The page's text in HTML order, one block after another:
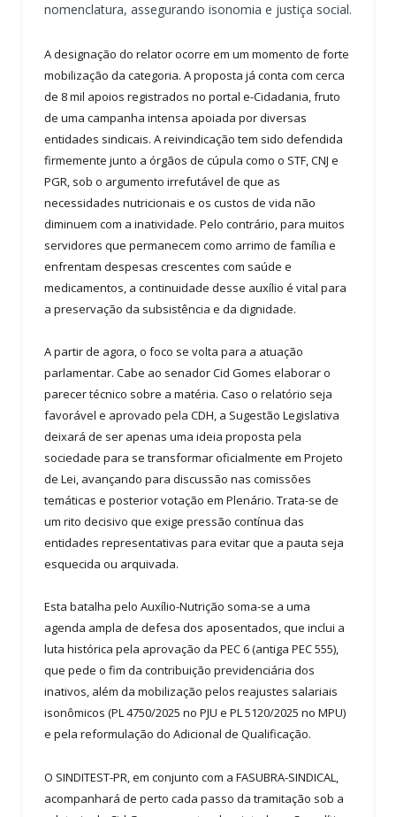
nomenclatura, assegurando isonomia e justiça social.
A designação do relator ocorre em um momento de forte
mobilização da categoria. A proposta já conta com cerca
de 8 mil apoios registrados no portal e-Cidadania, fruto
de uma campanha intensa apoiada por diversas
entidades sindicais. A reivindicação tem sido defendida
firmemente junto a órgãos de cúpula como o STF, CNJ e
PGR, sob o argumento irrefutável de que as
necessidades nutricionais e os custos de vida não
diminuem com a inatividade. Pelo contrário, para muitos
servidores que permanecem como arrimo de família e
enfrentam despesas crescentes com saúde e
medicamentos, a continuidade desse auxílio é vital para
a preservação da subsistência e da dignidade.
A partir de agora, o foco se volta para a atuação
parlamentar. Cabe ao senador Cid Gomes elaborar o
parecer técnico sobre a matéria. Caso o relatório seja
favorável e aprovado pela CDH, a Sugestão Legislativa
deixará de ser apenas uma ideia proposta pela
sociedade para se transformar oficialmente em Projeto
de Lei, avançando para discussão nas comissões
temáticas e posterior votação em Plenário. Trata-se de
um rito decisivo que exige pressão contínua das
entidades representativas para evitar que a pauta seja
esquecida ou arquivada.
Esta batalha pelo Auxílio-Nutrição soma-se a uma
agenda ampla de defesa dos aposentados, que inclui a
luta histórica pela aprovação da PEC 6 (antiga PEC 555),
que pede o fim da contribuição previdenciária dos
inativos, além da mobilização pelos reajustes salariais
isonômicos (PL 4750/2025 no PJU e PL 5120/2025 no MPU)
e pela reformulação do Adicional de Qualificação.
O SINDITEST-PR, em conjunto com a FASUBRA-SINDICAL,
acompanhará de perto cada passo da tramitação sob a